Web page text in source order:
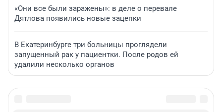
«Они все были заражены»: в деле о перевале
Дятлова появились новые зацепки
В Екатеринбурге три больницы проглядели
запущенный рак у пациентки. После родов ей
удалили несколько органов